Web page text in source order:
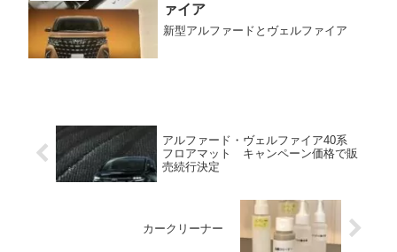
ァイア
新型アルファードとヴェルファイア
アルファード・ヴェルファイア40系
フロアマット キャンペーン価格で販
売続行決定
カークリーナー